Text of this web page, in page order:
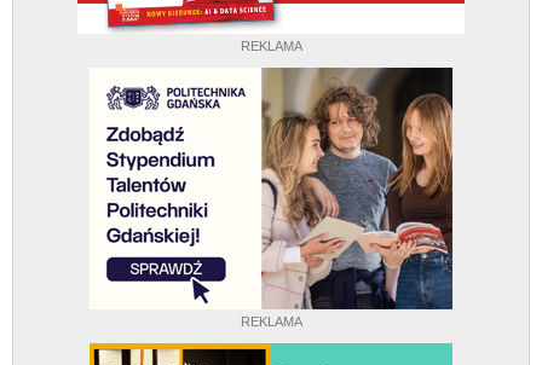
REKLAMA
REKLAMA